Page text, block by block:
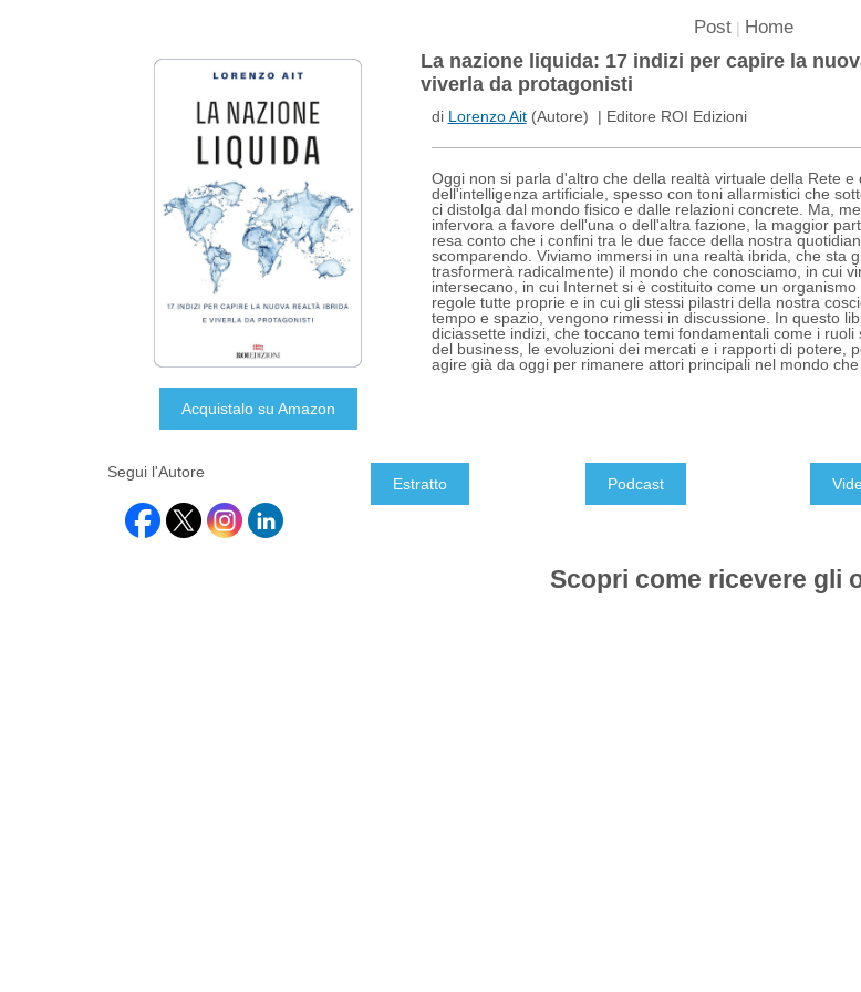
Post | Home
Acquistalo su Amazon
La nazione liquida: 17 indizi per capire la
viverla da protagonisti
di Lorenzo Ait(Autore) | Editore ROI Edizioni
Oggi non si parla d'altro che della realtà virtuale della Rete e
dell'intelligenza artificiale, spesso con toni allarmistici che
ci distolga dal mondo fisico e dalle relazioni concrete. Ma,
infervora a favore dell'una o dell'altra fazione, la maggior
resa conto che i confini tra le due facce della nostra
scomparendo. Viviamo immersi in una realtà ibrida, che sta
trasformerà radicalmente) il mondo che conosciamo, in cui
intersecano, in cui Internet si è costituito come un
regole tutte proprie e in cui gli stessi pilastri della nostra
tempo e spazio, vengono rimessi in discussione. In questo
diciassette indizi, che toccano temi fondamentali come i
del business, le evoluzioni dei mercati e i rapporti di potere,
agire già da oggi per rimanere attori principali nel mondo che
Segui l'Autore
Estratto Podcast
Scopri come ricevere gli